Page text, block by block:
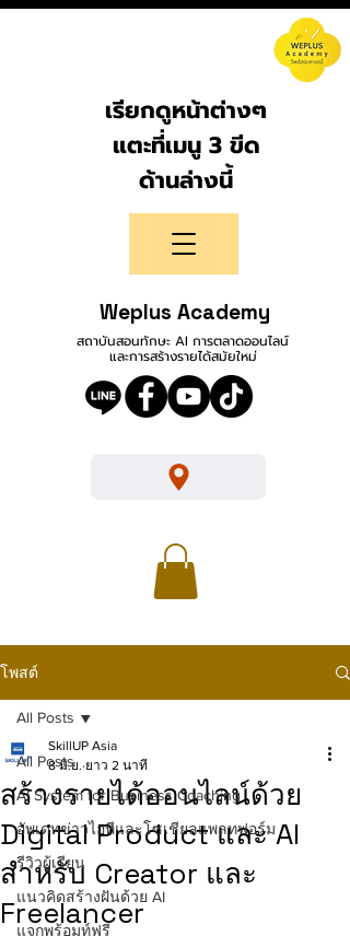
เรียกดูหน้าต่างๆ
แตะที่เมนู 3 ขีด
ด้านล่างนี้
Weplus Academy
สถาบันสอนทักษะ AI การตลาดออนไลน์
และการสร้างรายได้สมัยใหม่
โพสต์
All Posts
AI System for Business Coaching
อัพเดทข่าวไอทีและโซเชียลแพลทฟอร์ม
รีวิวผู้เรียน
แนวคิดสร้างฝันด้วย AI
แจกพร้อมท์ฟรี
All Posts
สร้างรายได้ออนไลน์ด้วย
Digital Product และ AI
สำหรับ Creator และ
Freelancer
SkillUP Asia
8 มิ.ย. ยาว 2 นาที